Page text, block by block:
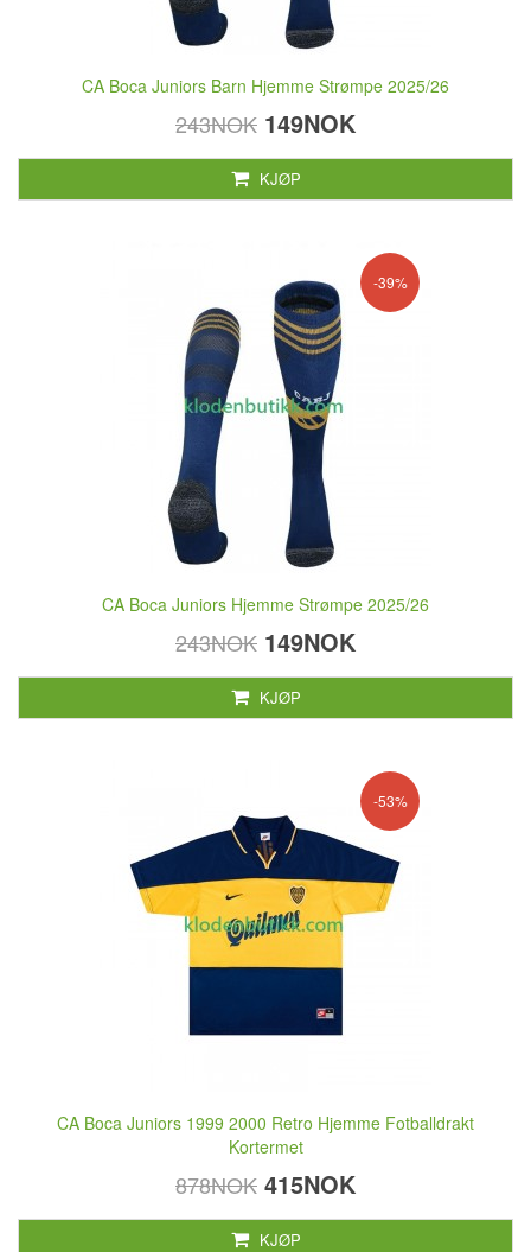
CA Boca Juniors Barn Hjemme Strømpe 2025/26
243NOK 149NOK
KJØP
-39%
CA Boca Juniors Hjemme Strømpe 2025/26
243NOK 149NOK
KJØP
-53%
CA Boca Juniors 1999 2000 Retro Hjemme Fotballdrakt
Kortermet
878NOK 415NOK
KJØP